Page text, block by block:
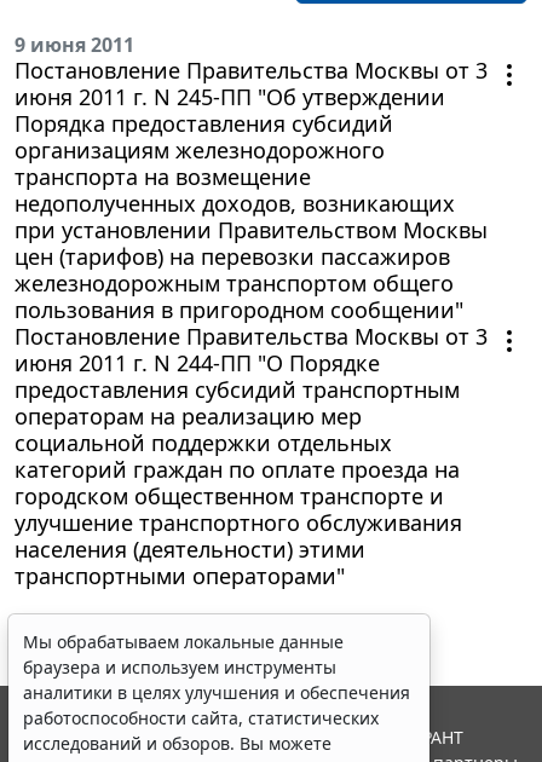
9 июня 2011
Постановление Правительства Москвы от 3
июня 2011 г. N 245-ПП "Об утверждении
Порядка предоставления субсидий
организациям железнодорожного
транспорта на возмещение
недополученных доходов, возникающих
при установлении Правительством Москвы
цен (тарифов) на перевозки пассажиров
железнодорожным транспортом общего
пользования в пригородном сообщении"
Постановление Правительства Москвы от 3
июня 2011 г. N 244-ПП "О Порядке
предоставления субсидий транспортным
операторам на реализацию мер
социальной поддержки отдельных
категорий граждан по оплате проезда на
городском общественном транспорте и
улучшение транспортного обслуживания
населения (деятельности) этими
транспортными операторами"
Мы обрабатываем локальные данные
браузера и используем инструменты
аналитики в целях улучшения и обеспечения
работоспособности сайта, статистических
исследований и обзоров. Вы можете
© ООО "НПП "ГАРАНТ-СЕРВИС", 2026. Система ГАРАНТ